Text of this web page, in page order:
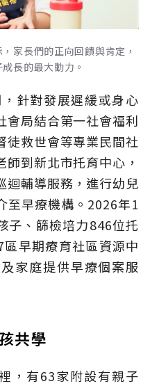
家長們的正向回饋與肯定，
長的最大動力。
針對發展遲緩或身心
會局結合第一社會福利
徒救世會等專業民間社
到新北市托育中心，
迴輔導服務，進行幼兒
至早療機構。2026年1
子、篩檢培力846位托
早期療育社區資源中
家庭提供早療個案服
共學
，有63家附設有親子